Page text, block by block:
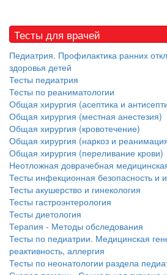
Тесты для врачей
Педиатрия. Профилактика ранних
здоровья детей
Тесты педиатрия
Тесты по реаниматологии
Общая хирургия (асептика и
Общая хирургия (местная анестезия)
Общая хирургия (кровотечение)
Общая хирургия (наркоз и
Общая хирургия (переливание крови)
Неотложная доврачебная
Тесты инфекционная безопасность и
Тесты акушерство и гинекология
Тесты гастроэнтерология
Тесты диетология
Терапия - Методы обследования
Тесты по педиатрии. Медицинская
реактивность, аллергия
Тесты по неонатологии раздела